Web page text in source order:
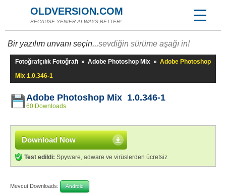
OLDVERSION.COM
BECAUSE YENİER ALWAYS BETTER!
Bir yazılım unvanı seçin...sevdiğin sürüme aşağı in!
Fotoğrafçılık Fotoğrafı » Adobe Photoshop Mix » Adobe Photoshop
Mix 1.0.346-1
Adobe Photoshop Mix 1.0.346-1
60 Downloads
Download Now
Test edildi: Spyware, adware ve virüslerden ücretsiz
Mevcut Downloads: Android